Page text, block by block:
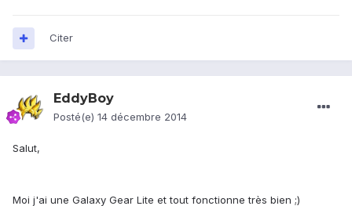
Citer
EddyBoy
Posté(e) 14 décembre 2014
Salut,
Moi j'ai une Galaxy Gear Lite et tout fonctionne très bien ;)